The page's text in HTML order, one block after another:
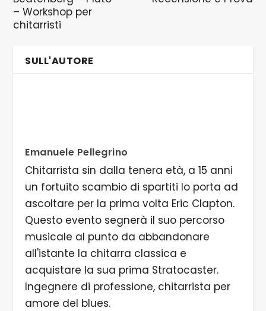
– Workshop per
chitarristi
SULL'AUTORE
Emanuele Pellegrino
Chitarrista sin dalla tenera età, a 15 anni
un fortuito scambio di spartiti lo porta ad
ascoltare per la prima volta Eric Clapton.
Questo evento segnerà il suo percorso
musicale al punto da abbandonare
all'istante la chitarra classica e
acquistare la sua prima Stratocaster.
Ingegnere di professione, chitarrista per
amore del blues.